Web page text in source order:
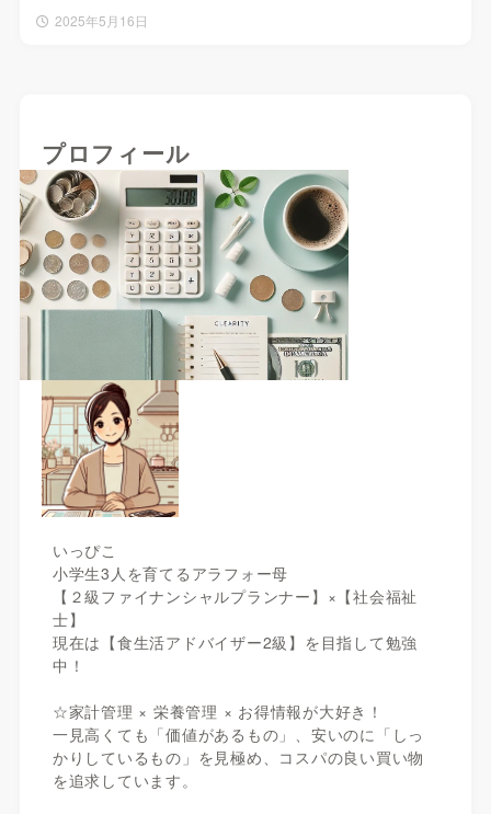
2025年5月16日
プロフィール
いっぴこ
小学生3人を育てるアラフォー母
【２級ファイナンシャルプランナー】×【社会福祉
士】
現在は【食生活アドバイザー2級】を目指して勉強
中！
☆家計管理 × 栄養管理 × お得情報が大好き！
一見高くても「価値があるもの」、安いのに「しっ
かりしているもの」を見極め、コスパの良い買い物
を追求しています。